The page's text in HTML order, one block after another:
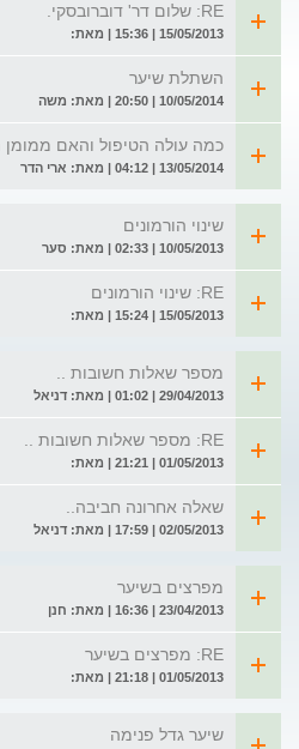
RE: שלום דר' דוברובסקי.
15/05/2013 | 15:36 | מאת:
השתלת שיער
10/05/2014 | 20:50 | מאת: משה
כמה עולה הטיפול והאם
13/05/2014 | 04:12 | מאת: ארי הדר
שינוי הורמונים
10/05/2013 | 02:33 | מאת: סער
RE: שינוי הורמונים
15/05/2013 | 15:24 | מאת:
מספר שאלות חשובות ..
29/04/2013 | 01:02 | מאת: דניאל
RE: מספר שאלות חשובות ..
01/05/2013 | 21:21 | מאת:
שאלה אחרונה חביבה..
02/05/2013 | 17:59 | מאת: דניאל
מפרצים בשיער
23/04/2013 | 16:36 | מאת: חנן
RE: מפרצים בשיער
01/05/2013 | 21:18 | מאת:
שיער גדל פנימה